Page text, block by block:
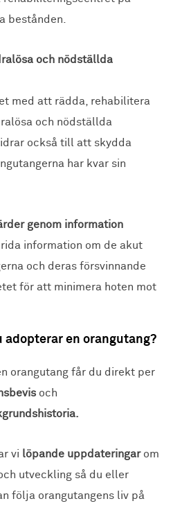
bestånden.
och nödställda
med att rädda, rehabilitera
och nödställda
också till att skydda
har kvar sin
genom information
information om de akut
och deras försvinnande
för att minimera hoten mot
adopterar en orangutang?
orangutang får du direkt per
och
vi löpande uppdateringar om
utveckling så du eller
följa orangutangens liv på